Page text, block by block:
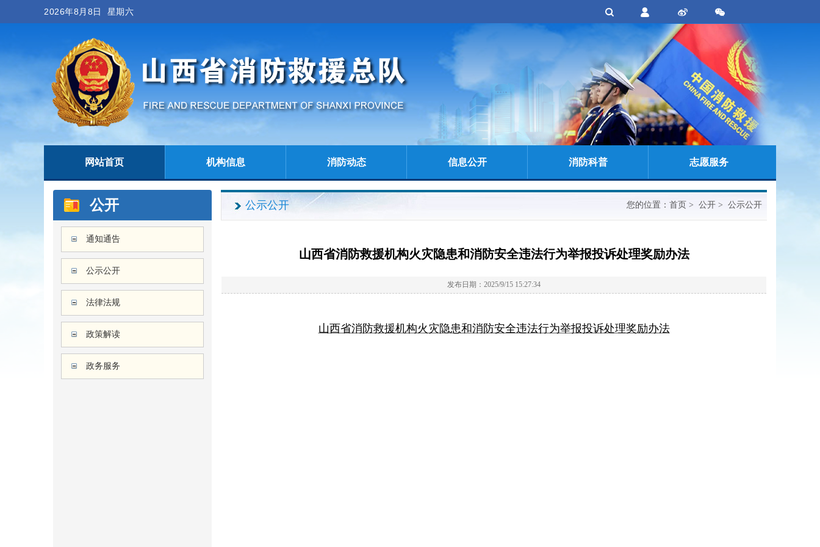
2026年8月8日 星期六
网站首页 机构信息 消防动态 信息公开 消防科普 志愿服务
公开
通知通告
公示公开
法律法规
政策解读
政务服务
公示公开 您的位置： 首页 > 公开 > 公示公开
山西省消防救援机构火灾隐患和消防安全违法行为举报投诉处理奖励办法
发布日期：2025/9/15 15:27:34
山西省消防救援机构火灾隐患和消防安全违法行为举报投诉处理奖励办法